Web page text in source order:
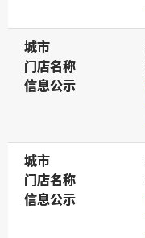
城市
城市
门店名称
门店名称
信息公示
信息公示
城市
城市
门店名称
门店名称
信息公示
信息公示